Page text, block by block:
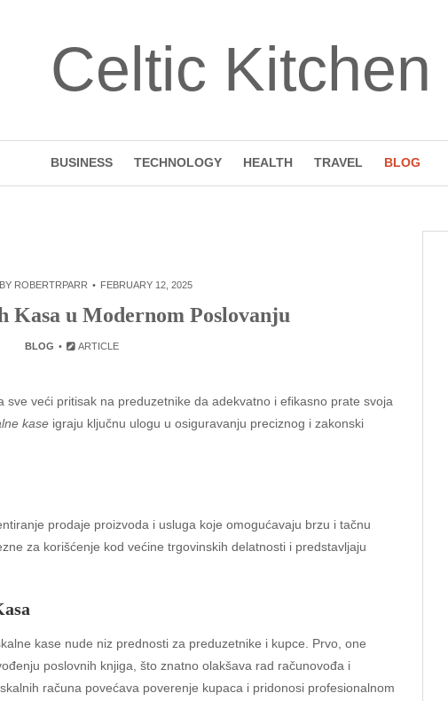
Celtic Kitchen
BUSINESS TECHNOLOGY HEALTH TRAVEL BLOG
ROBERTRPARR FEBRUARY 12, 2025
Kasa u Modernom Poslovanju
BLOG ARTICLE
sve veći pritisak na preduzetnike da adekvatno i efikasno prate svoja
kase igraju ključnu ulogu u osiguravanju preciznog i zakonski
prodaje proizvoda i usluga koje omogućavaju brzu i tačnu
za korišćenje kod većine trgovinskih delatnosti i predstavljaju
kase nude niz prednosti za preduzetnike i kupce. Prvo, one
poslovnih knjiga, što znatno olakšava rad računovođa i
računa povećava poverenje kupaca i pridonosi profesionalnom